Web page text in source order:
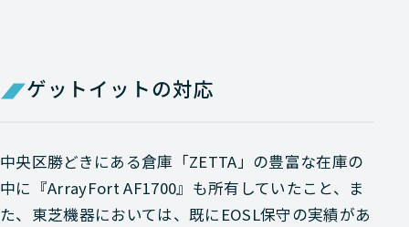
ゲットイットの対応
中央区勝どきにある倉庫「ZETTA」の豊富な在庫の
中に『ArrayFort AF1700』も所有していたこと、ま
た、東芝機器においては、既にEOSL保守の実績があ